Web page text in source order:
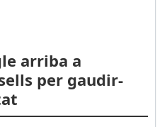
arriba a
per gaudir-